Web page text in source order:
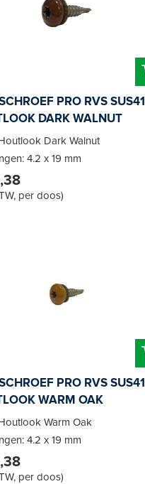
PRO RVS
DARK WALNUT
Dark Walnut
4.2 x 19 mm
per doos)
PRO RVS
WARM OAK
Warm Oak
4.2 x 19 mm
per doos)